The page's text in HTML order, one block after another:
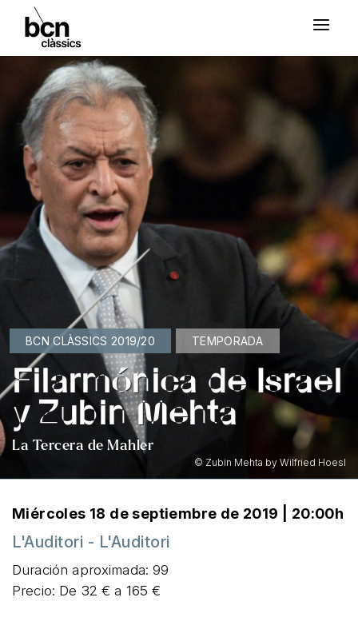
BCN CLÀSSICS 2019/20 TEMPORADA
Filarmónica de Israel
y Zubin Mehta
La Tercera de Mahler
© Zubin Mehta by Wilfried Hoesl
Miércoles 18 de septiembre de 2019 | 20:00h
L'Auditori - L'Auditori
Duración aproximada: 99
Precio: De 32 € a 165 €